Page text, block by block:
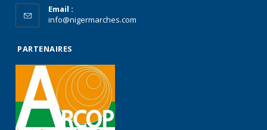
Email :
info@nigermarches.com
PARTENAIRES